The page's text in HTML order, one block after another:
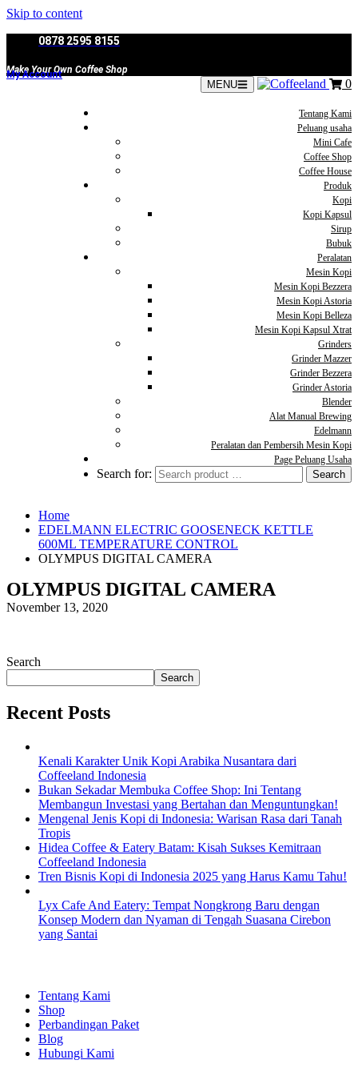
Skip to content
0878 2595 8155
Make Your Own Coffee Shop
My Account
MENU 0
Tentang Kami
Peluang usaha
Mini Cafe
Coffee Shop
Coffee House
Produk
Kopi
Kopi Kapsul
Sirup
Bubuk
Peralatan
Mesin Kopi
Mesin Kopi Bezzera
Mesin Kopi Astoria
Mesin Kopi Belleza
Mesin Kopi Kapsul Xtrat
Grinders
Grinder Mazzer
Grinder Bezzera
Grinder Astoria
Blender
Alat Manual Brewing
Edelmann
Peralatan dan Pembersih Mesin Kopi
Page Peluang Usaha
Search for:
Home
EDELMANN ELECTRIC GOOSENECK KETTLE
600ML TEMPERATURE CONTROL
OLYMPUS DIGITAL CAMERA
OLYMPUS DIGITAL CAMERA
November 13, 2020
Search
Search
Recent Posts
Kenali Karakter Unik Kopi Arabika Nusantara dari
Coffeeland Indonesia
Bukan Sekadar Membuka Coffee Shop: Ini Tentang
Membangun Investasi yang Bertahan dan Menguntungkan!
Mengenal Jenis Kopi di Indonesia: Warisan Rasa dari Tanah
Tropis
Hidea Coffee & Eatery Batam: Kisah Sukses Kemitraan
Coffeeland Indonesia
Tren Bisnis Kopi di Indonesia 2025 yang Harus Kamu Tahu!
Lyx Cafe And Eatery: Tempat Nongkrong Baru dengan
Konsep Modern dan Nyaman di Tengah Suasana Cirebon
yang Santai
Tentang Kami
Shop
Perbandingan Paket
Blog
Hubungi Kami